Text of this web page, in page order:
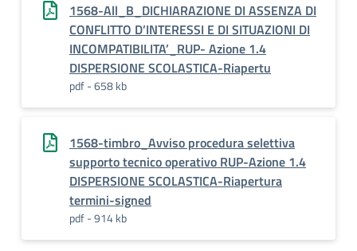
1568-All_B_DICHIARAZIONE DI ASSENZA DI
CONFLITTO D’INTERESSI E DI SITUAZIONI DI
INCOMPATIBILITA’_RUP- Azione 1.4
DISPERSIONE SCOLASTICA-Riapertu
pdf - 658 kb
1568-timbro_Avviso procedura selettiva
supporto tecnico operativo RUP-Azione 1.4
DISPERSIONE SCOLASTICA-Riapertura
termini-signed
pdf - 914 kb